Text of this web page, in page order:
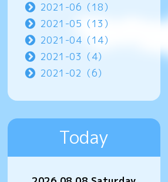
2021-06（18）
2021-05（13）
2021-04（14）
2021-03（4）
2021-02（6）
Today